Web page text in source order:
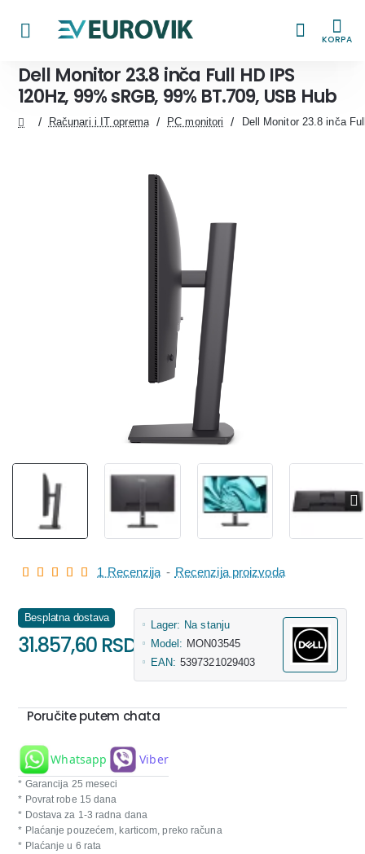
KORPA
Dell Monitor 23.8 inča Full HD IPS
120Hz, 99% sRGB, 99% BT.709, USB Hub
Računari i IT oprema PC monitori Dell Monitor 23.8 inča
1 Recenzija - Recenzija proizvoda
Besplatna dostava
31.857,60 RSD
Lager: Na stanju
Model: MON03545
EAN: 5397321029403
Poručite putem chata
Whatsapp Viber
* Garancija 25 meseci
* Povrat robe 15 dana
* Dostava za 1-3 radna dana
* Plaćanje pouzećem, karticom, preko računa
* Plaćanje u 6 rata